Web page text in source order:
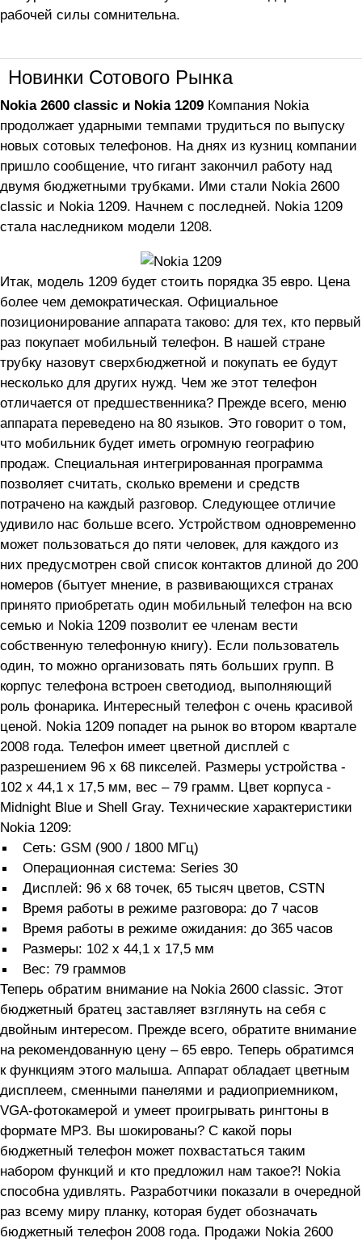
рабочей силы сомнительна.
Новинки Сотового Рынка
Nokia 2600 classic и Nokia 1209 Компания Nokia
продолжает ударными темпами трудиться по выпуску
новых сотовых телефонов. На днях из кузниц компании
пришло сообщение, что гигант закончил работу над
двумя бюджетными трубками. Ими стали Nokia 2600
classic и Nokia 1209. Начнем с последней. Nokia 1209
стала наследником модели 1208.
Итак, модель 1209 будет стоить порядка 35 евро. Цена
более чем демократическая. Официальное
позиционирование аппарата таково: для тех, кто первый
раз покупает мобильный телефон. В нашей стране
трубку назовут сверхбюджетной и покупать ее будут
несколько для других нужд. Чем же этот телефон
отличается от предшественника? Прежде всего, меню
аппарата переведено на 80 языков. Это говорит о том,
что мобильник будет иметь огромную географию
продаж. Специальная интегрированная программа
позволяет считать, сколько времени и средств
потрачено на каждый разговор. Следующее отличие
удивило нас больше всего. Устройством одновременно
может пользоваться до пяти человек, для каждого из
них предусмотрен свой список контактов длиной до 200
номеров (бытует мнение, в развивающихся странах
принято приобретать один мобильный телефон на всю
семью и Nokia 1209 позволит ее членам вести
собственную телефонную книгу). Если пользователь
один, то можно организовать пять больших групп. В
корпус телефона встроен светодиод, выполняющий
роль фонарика. Интересный телефон с очень красивой
ценой. Nokia 1209 попадет на рынок во втором квартале
2008 года. Телефон имеет цветной дисплей с
разрешением 96 х 68 пикселей. Размеры устройства -
102 х 44,1 х 17,5 мм, вес – 79 грамм. Цвет корпуса -
Midnight Blue и Shell Gray. Технические характеристики
Nokia 1209:
Сеть: GSM (900 / 1800 МГц)
Операционная система: Series 30
Дисплей: 96 х 68 точек, 65 тысяч цветов, CSTN
Время работы в режиме разговора: до 7 часов
Время работы в режиме ожидания: до 365 часов
Размеры: 102 х 44,1 х 17,5 мм
Вес: 79 граммов
Теперь обратим внимание на Nokia 2600 classic. Этот
бюджетный братец заставляет взглянуть на себя с
двойным интересом. Прежде всего, обратите внимание
на рекомендованную цену – 65 евро. Теперь обратимся
к функциям этого малыша. Аппарат обладает цветным
дисплеем, сменными панелями и радиоприемником,
VGA-фотокамерой и умеет проигрывать рингтоны в
формате MP3. Вы шокированы? С какой поры
бюджетный телефон может похвастаться таким
набором функций и кто предложил нам такое?! Nokia
способна удивлять. Разработчики показали в очередной
раз всему миру планку, которая будет обозначать
бюджетный телефон 2008 года. Продажи Nokia 2600